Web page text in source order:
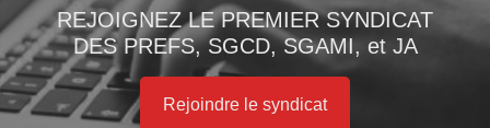
REJOIGNEZ LE PREMIER SYNDICAT
DES PREFS, SGCD, SGAMI, et JA
Rejoindre le syndicat